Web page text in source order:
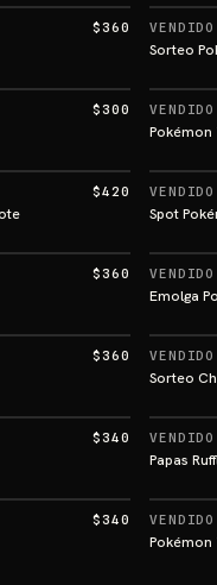
$360 VENDIDO
Sorteo
$300 VENDIDO
$420 VENDIDO
Spot
$360 VENDIDO
Emolga
$360 VENDIDO
Sorteo
$340 VENDIDO
Papas
$340 VENDIDO
Pokémon